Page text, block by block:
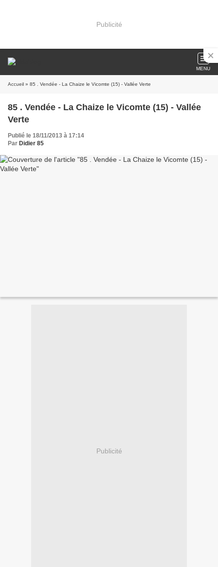
Publicité
MENU
Accueil » 85 . Vendée - La Chaize le Vicomte (15) - Vallée Verte
85 . Vendée - La Chaize le Vicomte (15) - Vallée
Verte
Publié le 18/11/2013 à 17:14
Par Didier 85
Publicité